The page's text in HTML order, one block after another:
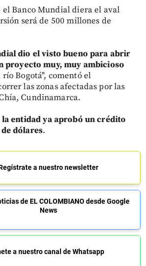
el Banco Mundial diera el aval
será de 500 millones de
dio el visto bueno para abrir
proyecto muy, muy ambicioso
Bogotá", comentó el
las zonas afectadas por las
Cundinamarca.
la entidad yaaprobó un crédito
dólares.
a nuestro newsletter
de EL COLOMBIANO desde Google
News
a nuestro canal de Whatsapp